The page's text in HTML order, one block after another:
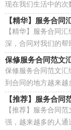
现在我们生活中的次
行为。那么问题来
【精华】服务合同
【精华】服务合
深，合同对我们的帮
一。那么大家知道合
保修服务合同范文
保修服务合同范
到合同的地方越来越
作。合同有不同的
【推荐】服务合同
【推荐】服务合
强，越来越多的人通